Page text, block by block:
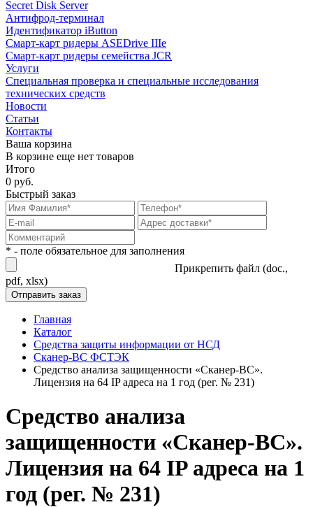
Secret Disk Server
Антифрод-терминал
Идентификатор iButton
Смарт-карт ридеры ASEDrive IIIe
Смарт-карт ридеры семейства JCR
Услуги
Специальная проверка и специальные исследования
технических средств
Новости
Статьи
Контакты
Ваша корзина
В корзине еще нет товаров
Итого
0 руб.
Быстрый заказ
* - поле обязательное для заполнения
Прикрепить файл (doc.,
pdf, xlsx)
Главная
Каталог
Средства защиты информации от НСД
Сканер-ВС ФСТЭК
Средство анализа защищенности «Сканер-ВС».
Лицензия на 64 IP адреса на 1 год (рег. № 231)
Средство анализа
защищенности «Сканер-ВС».
Лицензия на 64 IP адреса на 1
год (рег. № 231)